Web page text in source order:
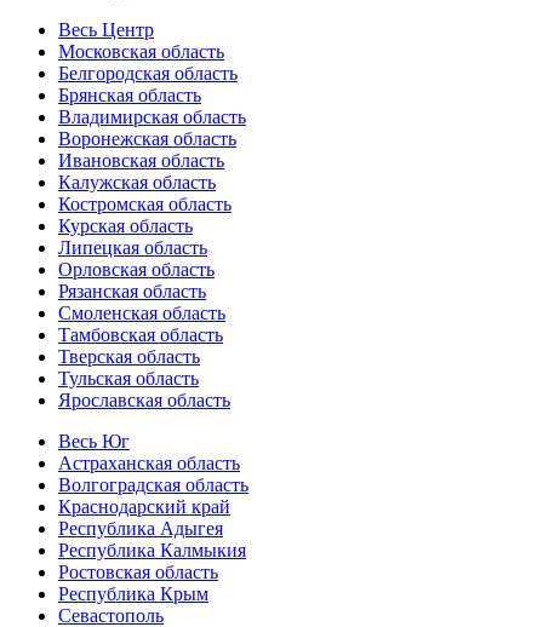
Весь Центр
Московская область
Белгородская область
Брянская область
Владимирская область
Воронежская область
Ивановская область
Калужская область
Костромская область
Курская область
Липецкая область
Орловская область
Рязанская область
Смоленская область
Тамбовская область
Тверская область
Тульская область
Ярославская область
Весь Юг
Астраханская область
Волгоградская область
Краснодарский край
Республика Адыгея
Республика Калмыкия
Ростовская область
Республика Крым
Севастополь